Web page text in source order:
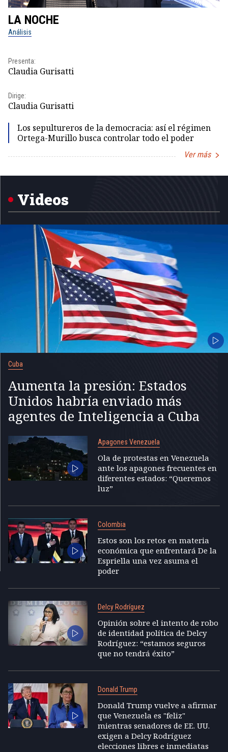
LA NOCHE
Análisis
Presenta:
Claudia Gurisatti
Dirige:
Claudia Gurisatti
Los sepultureros de la democracia: así el régimen
Ortega-Murillo busca controlar todo el poder
Ver más
1
Videos
Cuba
Aumenta la presión: Estados
Unidos habría enviado más
agentes de Inteligencia a Cuba
Apagones Venezuela
Ola de protestas en Venezuela
ante los apagones frecuentes en
diferentes estados: “Queremos
luz”
Colombia
Estos son los retos en materia
económica que enfrentará De la
Espriella una vez asuma el
poder
Delcy Rodríguez
Opinión sobre el intento de robo
de identidad política de Delcy
Rodríguez: “estamos seguros
que no tendrá éxito”
Donald Trump
Donald Trump vuelve a afirmar
que Venezuela es "feliz"
mientras senadores de EE. UU.
exigen a Delcy Rodríguez
elecciones libres e inmediatas